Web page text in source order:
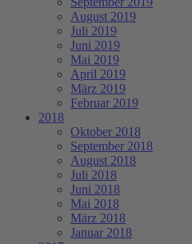
August 2019
Juli 2019
Juni 2019
Mai 2019
April 2019
März 2019
Februar 2019
2018
Oktober 2018
September 2018
August 2018
Juli 2018
Juni 2018
Mai 2018
März 2018
Januar 2018